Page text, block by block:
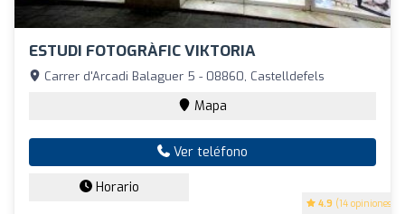
ESTUDI FOTOGRÀFIC VIKTORIA
4.9 (14 opiniones)
Carrer d'Arcadi Balaguer 5 - 08860, Castelldefels
Mapa
Ver teléfono
Horario